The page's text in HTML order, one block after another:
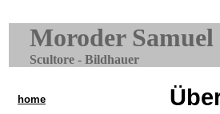
Moroder Samuel
Scultore - Bildhauer
home